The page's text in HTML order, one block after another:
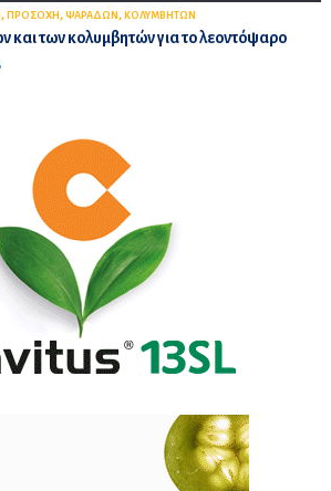
, ΠΡΟΣΟΧΗ , ΨΑΡΑΔΩΝ , ΚΟΛΥΜΒΗΤΩΝ
των κολυμβητών για το λεοντόψαρο